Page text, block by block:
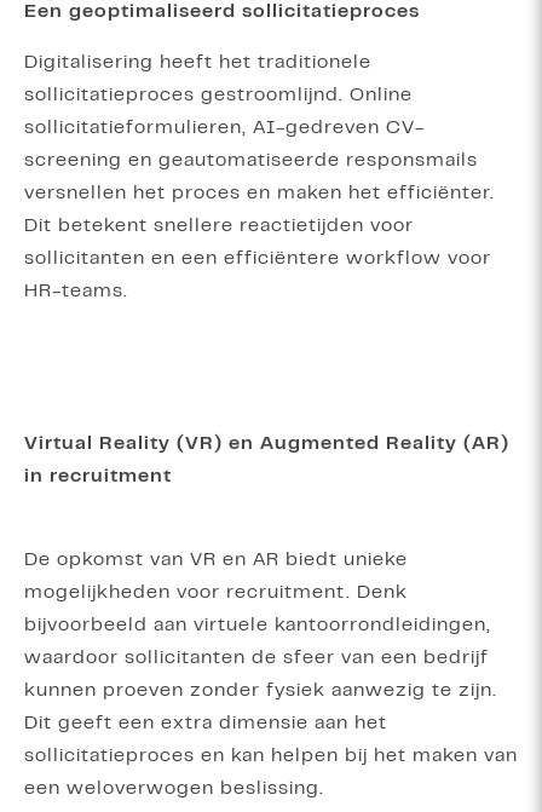
Een geoptimaliseerd sollicitatieproces
Digitalisering heeft het traditionele
sollicitatieproces gestroomlijnd. Online
sollicitatieformulieren, AI-gedreven CV-
screening en geautomatiseerde responsmails
versnellen het proces en maken het efficiënter.
Dit betekent snellere reactietijden voor
sollicitanten en een efficiëntere workflow voor
HR-teams.
Virtual Reality (VR) en Augmented Reality (AR)
in recruitment
De opkomst van VR en AR biedt unieke
mogelijkheden voor recruitment. Denk
bijvoorbeeld aan virtuele kantoorrondleidingen,
waardoor sollicitanten de sfeer van een bedrijf
kunnen proeven zonder fysiek aanwezig te zijn.
Dit geeft een extra dimensie aan het
sollicitatieproces en kan helpen bij het maken van
een weloverwogen beslissing.